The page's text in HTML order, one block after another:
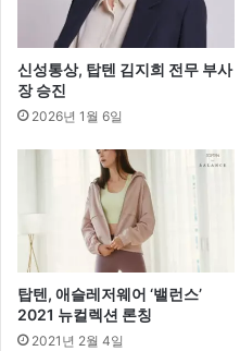
행
신성통상, 탑텐 김지희 전무 부사
장 승진
2026년 1월 6일
탑텐, 애슬레저웨어 ‘밸런스’
2021 뉴컬렉션 론칭
2021년 2월 4일